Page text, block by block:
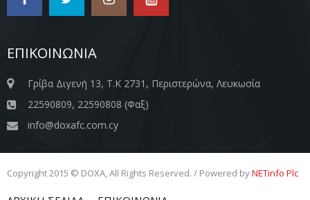
ΕΠΙΚΟΙΝΩΝΙΑ
Γρίβα Διγενή 13, Τ.Κ 2731, Περιστερώνα, Λευκωσία
22590809, 22590808 (Φαξ)
info@doxafc.com.cy
Copyright 2015 © DOXA, All Rights Reserved. / Powered byNETinfo Plc